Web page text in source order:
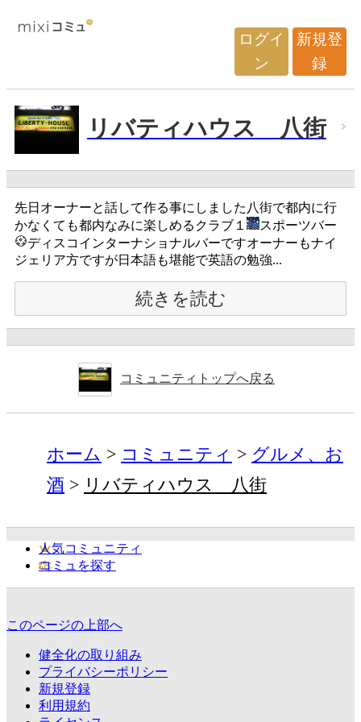
ログイ
ン
新規登
録
リバティハウス 八街
先日オーナーと話して作る事にしました八街で都内に行
かなくても都内なみに楽しめるクラブ１
スポーツバー
ディスコインターナショナルバーですオーナーもナイ
ジェリア方ですが日本語も堪能で英語の勉強...
続きを読む
コミュニティトップへ戻る
ホーム コミュニティ
グルメ、お
酒
リバティハウス 八街
人気コミュニティ
コミュを探す
このページの上部へ
健全化の取り組み
プライバシーポリシー
新規登録
利用規約